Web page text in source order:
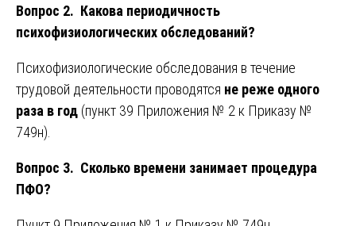
Вопрос 2. Какова периодичность
психофизиологических обследований?
Психофизиологические обследования в течение
трудовой деятельности проводятся не реже одного
раза в год (пункт 39 Приложения № 2 к Приказу №
749н).
Вопрос 3. Сколько времени занимает процедура
ПФО?